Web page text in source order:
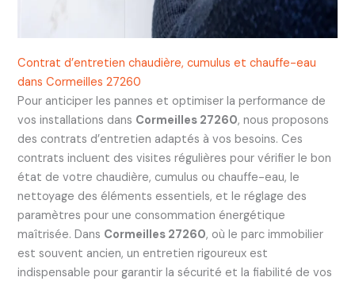
Contrat d’entretien chaudière, cumulus et chauffe-eau
dans Cormeilles 27260
Pour anticiper les pannes et optimiser la performance de
vos installations dans Cormeilles 27260, nous proposons
des contrats d’entretien adaptés à vos besoins. Ces
contrats incluent des visites régulières pour vérifier le bon
état de votre chaudière, cumulus ou chauffe-eau, le
nettoyage des éléments essentiels, et le réglage des
paramètres pour une consommation énergétique
maîtrisée. Dans Cormeilles 27260, où le parc immobilier
est souvent ancien, un entretien rigoureux est
indispensable pour garantir la sécurité et la fiabilité de vos